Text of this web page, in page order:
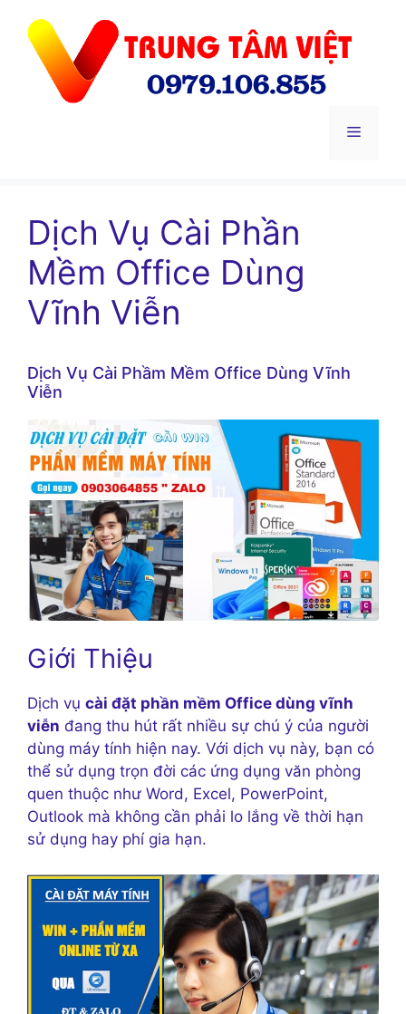
Menu
Dịch Vụ Cài Phần
Mềm Office Dùng
Vĩnh Viễn
Dịch Vụ Cài Phầm Mềm Office Dùng Vĩnh
Viễn
Giới Thiệu
Dịch vụ cài đặt phần mềm Office dùng vĩnh
viễn đang thu hút rất nhiều sự chú ý của người
dùng máy tính hiện nay. Với dịch vụ này, bạn có
thể sử dụng trọn đời các ứng dụng văn phòng
quen thuộc như Word, Excel, PowerPoint,
Outlook mà không cần phải lo lắng về thời hạn
sử dụng hay phí gia hạn.